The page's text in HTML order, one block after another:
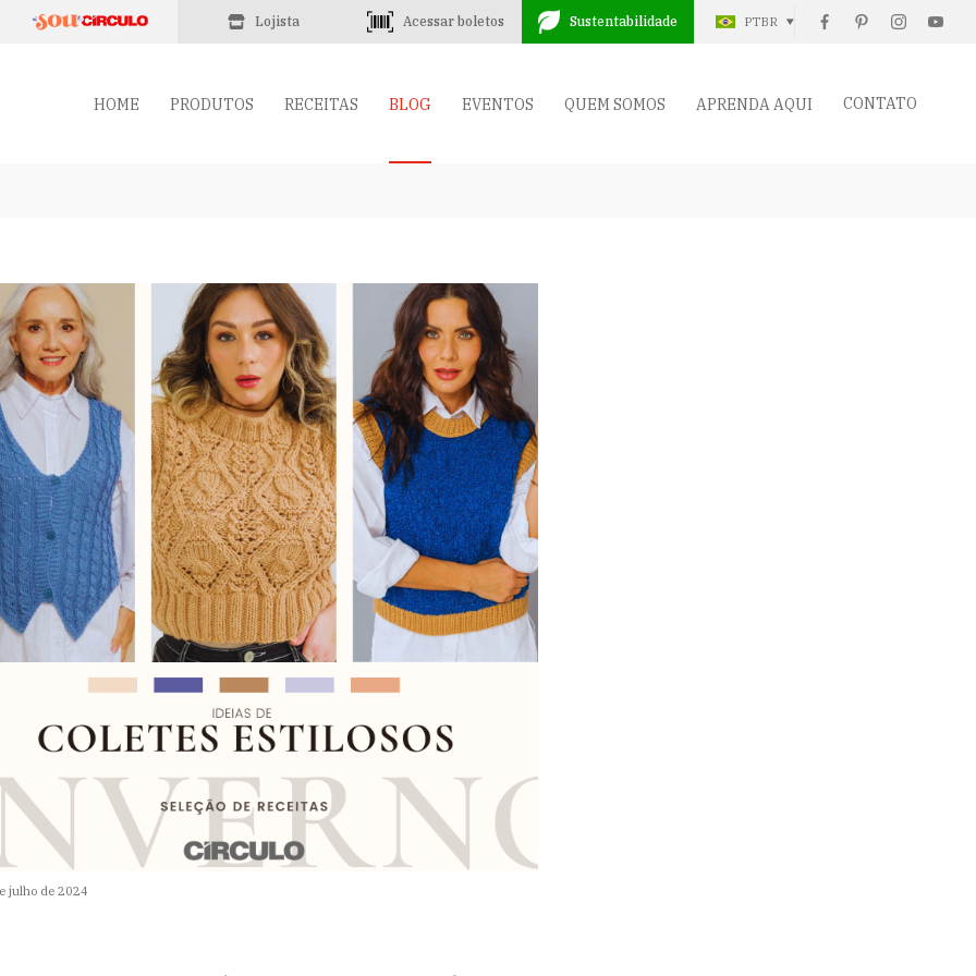
Lojista Acessar boletos Sustentabilidade PTBR
HOME PRODUTOS RECEITAS BLOG EVENTOS QUEM SOMOS APRENDA AQUI CONTATO
julho de 2024